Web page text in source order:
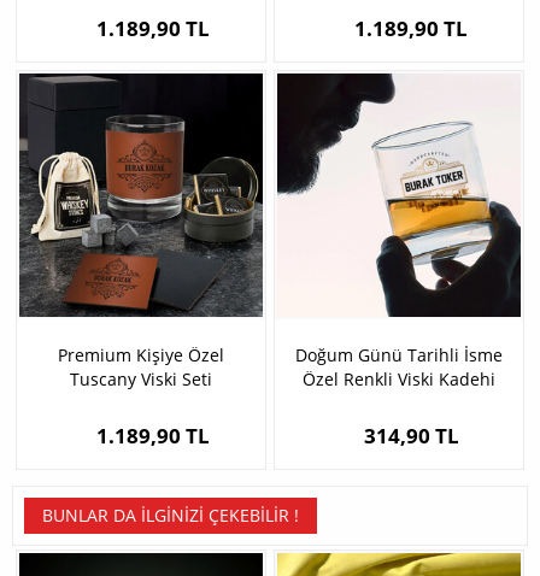
1.189,90 TL 1.189,90 TL
Premium Kişiye Özel
Tuscany Viski Seti
1.189,90 TL
Doğum Günü Tarihli İsme
Özel Renkli Viski Kadehi
314,90 TL
BUNLAR DA İLGINIZI ÇEKEBILIR !